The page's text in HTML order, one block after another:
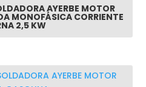
AYERBE MOTOR
MONOFÁSICA CORRIENTE
2,5 KW